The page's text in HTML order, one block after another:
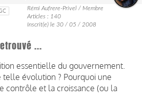
Rémi Aufrere-Privel / Membre
Articles : 140
Inscrit(e) le 30 / 05 / 2008
...
essentielle du gouvernement.
évolution ? Pourquoi une
contrôle et la croissance (ou la